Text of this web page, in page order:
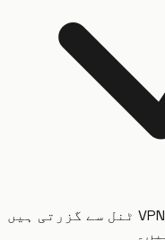
تمام DNS درخواستیں لازماً VPN ٹنل سے گزرتی ہیں